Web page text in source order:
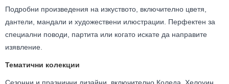
Подробни произведения на изкуството, включително цветя,
дантели, мандали и художествени илюстрации. Перфектен за
специални поводи, партита или когато искате да направите
изявление.
Тематични колекции